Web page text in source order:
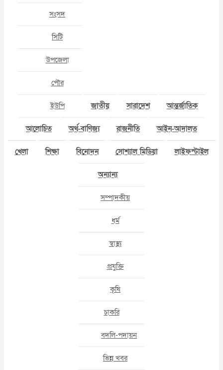
সংসদ
সিটি
উপজেলা
পৌর
ইউপি জাতীয় সারাদেশ আন্তর্জাতিক
আলোচিত অর্থ-বাণিজ্য রাজনীতি আইন-আদালত
খেলা শিক্ষা বিনোদন সোশ্যাল মিডিয়া লাইফস্টাইল
অন্যান্য
সম্পাদকীয়
ধর্ম
স্বাস্থ্য
প্রযুক্তি
কৃষি
চাকরি
বদলি-পদায়ন
ভিন্ন খবর